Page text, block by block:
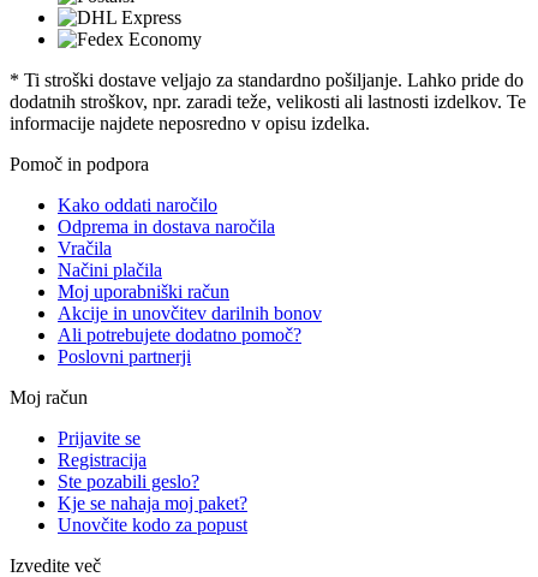
* Ti stroški dostave veljajo za standardno pošiljanje. Lahko pride do
dodatnih stroškov, npr. zaradi teže, velikosti ali lastnosti izdelkov. Te
informacije najdete neposredno v opisu izdelka.
Pomoč in podpora
Kako oddati naročilo
Odprema in dostava naročila
Vračila
Načini plačila
Moj uporabniški račun
Akcije in unovčitev darilnih bonov
Ali potrebujete dodatno pomoč?
Poslovni partnerji
Moj račun
Prijavite se
Registracija
Ste pozabili geslo?
Kje se nahaja moj paket?
Unovčite kodo za popust
Izvedite več